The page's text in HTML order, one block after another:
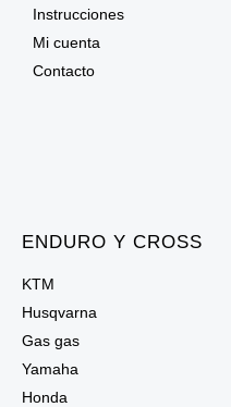
Instrucciones
Mi cuenta
Contacto
ENDURO Y CROSS
KTM
Husqvarna
Gas gas
Yamaha
Honda